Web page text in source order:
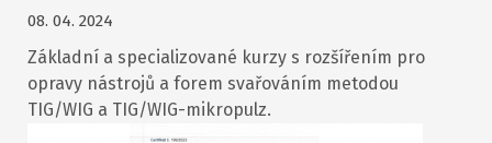
08. 04. 2024
Základní a specializované kurzy s rozšířením pro
opravy nástrojů a forem svařováním metodou
TIG/WIG a TIG/WIG-mikropulz.